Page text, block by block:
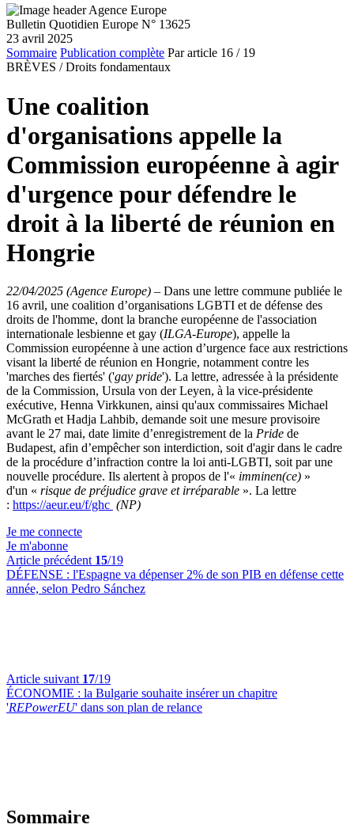
Bulletin Quotidien Europe N° 13625
23 avril 2025
Sommaire Publication complète Par article 16 / 19
BRÈVES / Droits fondamentaux
Une coalition
d'organisations appelle la
Commission européenne à agir
d'urgence pour défendre le
droit à la liberté de réunion en
Hongrie
22/04/2025 (Agence Europe) – Dans une lettre commune publiée le
16 avril, une coalition d’organisations LGBTI et de défense des
droits de l'homme, dont la branche européenne de l'association
internationale lesbienne et gay (ILGA-Europe), appelle la
Commission européenne à une action d’urgence face aux restrictions
visant la liberté de réunion en Hongrie, notamment contre les
'marches des fiertés' ('gay pride'). La lettre, adressée à la présidente
de la Commission, Ursula von der Leyen, à la vice-présidente
exécutive, Henna Virkkunen, ainsi qu'aux commissaires Michael
McGrath et Hadja Lahbib, demande soit une mesure provisoire
avant le 27 mai, date limite d’enregistrement de la Pride de
Budapest, afin d’empêcher son interdiction, soit d'agir dans le cadre
de la procédure d’infraction contre la loi anti-LGBTI, soit par une
nouvelle procédure. Ils alertent à propos de l'« imminen(ce) »
d'un « risque de préjudice grave et irréparable ». La lettre
: https://aeur.eu/f/ghc (NP)
Je me connecte
Je m'abonne
Article précédent 15/19
DÉFENSE : l'Espagne va dépenser 2% de son PIB en défense cette
année, selon Pedro Sánchez
Article suivant 17/19
ÉCONOMIE : la Bulgarie souhaite insérer un chapitre
'REPowerEU' dans son plan de relance
Sommaire